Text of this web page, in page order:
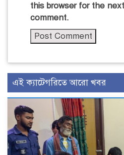
this browser for the
comment.
এই ক্যাটেগরিতে আরো খবর